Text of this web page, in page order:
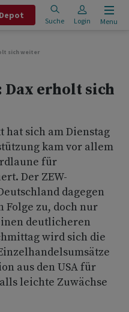
Depot
Suche Login Menu
sich weiter
erholt sich
hat sich am Dienstag
kam vor allem
für
Der ZEW-
dagegen
Folge zu, doch nur
deutlicheren
wird sich die
aus den USA für
leichte Zuwächse